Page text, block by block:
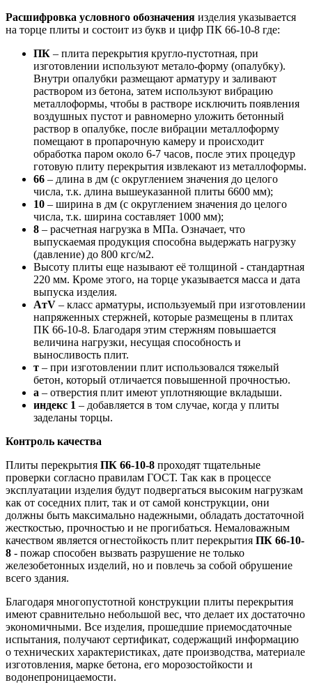
Расшифровка условного обозначения изделия указывается
на торце плиты и состоит из букв и цифр ПК 66-10-8 где:
ПК – плита перекрытия кругло-пустотная, при
изготовлении используют метало-форму (опалубку).
Внутри опалубки размещают арматуру и заливают
раствором из бетона, затем используют вибрацию
металлоформы, чтобы в растворе исключить появления
воздушных пустот и равномерно уложить бетонный
раствор в опалубке, после вибрации металлоформу
помещают в пропарочную камеру и происходит
обработка паром около 6-7 часов, после этих процедур
готовую плиту перекрытия извлекают из металлоформы.
66 – длина в дм (с округлением значения до целого
числа, т.к. длина вышеуказанной плиты 6600 мм);
10 – ширина в дм (с округлением значения до целого
числа, т.к. ширина составляет 1000 мм);
8 – расчетная нагрузка в МПа. Означает, что
выпускаемая продукция способна выдержать нагрузку
(давление) до 800 кгс/м2.
Высоту плиты еще называют её толщиной - стандартная
220 мм. Кроме этого, на торце указывается масса и дата
выпуска изделия.
AтV – класс арматуры, используемый при изготовлении
напряженных стержней, которые размещены в плитах
ПК 66-10-8. Благодаря этим стержням повышается
величина нагрузки, несущая способность и
выносливость плит.
т – при изготовлении плит использовался тяжелый
бетон, который отличается повышенной прочностью.
а – отверстия плит имеют уплотняющие вкладыши.
индекс 1 – добавляется в том случае, когда у плиты
заделаны торцы.
Контроль качества
Плиты перекрытия ПК 66-10-8 проходят тщательные
проверки согласно правилам ГОСТ. Так как в процессе
эксплуатации изделия будут подвергаться высоким нагрузкам
как от соседних плит, так и от самой конструкции, они
должны быть максимально надежными, обладать достаточной
жесткостью, прочностью и не прогибаться. Немаловажным
качеством является огнестойкость плит перекрытия ПК 66-10-
8 - пожар способен вызвать разрушение не только
железобетонных изделий, но и повлечь за собой обрушение
всего здания.
Благодаря многопустотной конструкции плиты перекрытия
имеют сравнительно небольшой вес, что делает их достаточно
экономичными. Все изделия, прошедшие приемосдаточные
испытания, получают сертификат, содержащий информацию
о технических характеристиках, дате производства, материале
изготовления, марке бетона, его морозостойкости и
водонепроницаемости.